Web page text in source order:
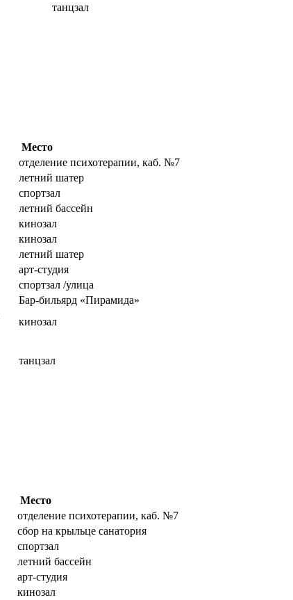
танцзал
Место
отделение психотерапии, каб. №7
летний шатер
спортзал
летний бассейн
кинозал
кинозал
летний шатер
арт-студия
спортзал /улица
Бар-бильярд «Пирамида»
кинозал
танцзал
Место
отделение психотерапии, каб. №7
сбор на крыльце санатория
спортзал
летний бассейн
арт-студия
кинозал